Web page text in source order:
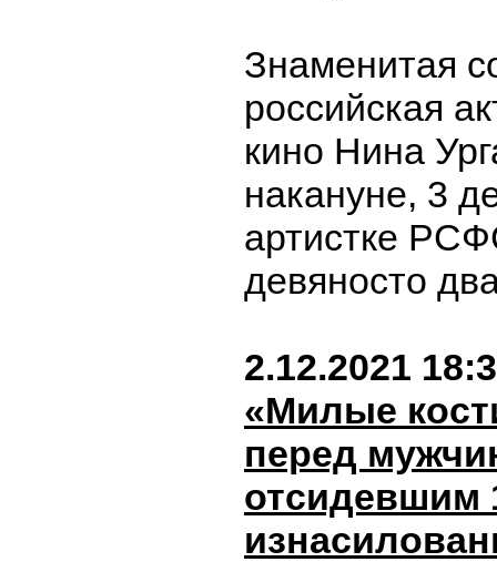
Знаменитая
российская
кино Нина
накануне, 3
артистке
девяносто
2.12.2021
«Милые
перед
отсидевшим